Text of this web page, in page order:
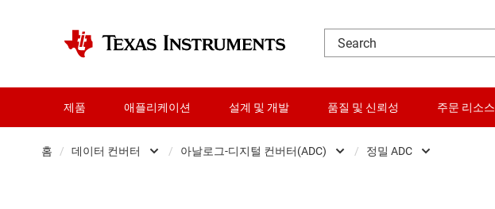
제품 애플리케이션 설계 및 개발 품질 및 신뢰성 주문 리소스
홈 / 데이터 컨버터 / 아날로그-디지털 컨버터(ADC) / 정밀 ADC